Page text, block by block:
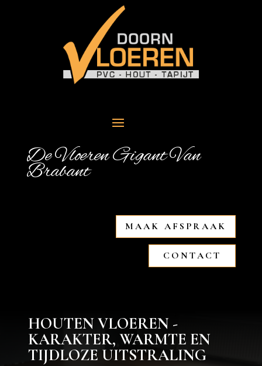
De Vloeren Gigant Van
Brabant
MAAK AFSPRAAK
CONTACT
HOUTEN VLOEREN -
KARAKTER, WARMTE EN
TIJDLOZE UITSTRALING